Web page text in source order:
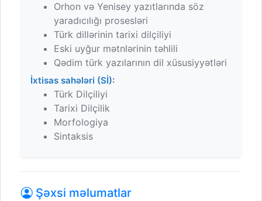
Orhon və Yenisey yazıtlarında söz
yaradıcılığı prosesləri
Türk dillərinin tarixi dilçiliyi
Eski uyğur mətnlərinin təhlili
Qədim türk yazılarının dil xüsusiyyətləri
İxtisas sahələri (Sİ):
Türk Dilçiliyi
Tarixi Dilçilik
Morfologiya
Sintaksis
Şəxsi məlumatlar